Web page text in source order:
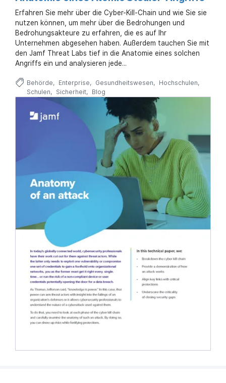
Erfahren Sie mehr über die Cyber-Kill-Chain und wie Sie sie
nutzen können, um mehr über die Bedrohungen und
Bedrohungsakteure zu erfahren, die es auf Ihr
Unternehmen abgesehen haben. Außerdem tauchen Sie mit
den Jamf Threat Labs tief in die Anatomie eines solchen
Angriffs ein und analysieren jede...
Behörde Enterprise Gesundheitswesen
Hochschulen
Schulen
Sicherheit Blog